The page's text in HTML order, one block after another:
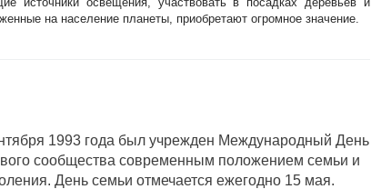
на население планеты, приобретают огромное значение.
1993 года был учрежден Международный День
сообщества современным положением семьи и
День семьи отмечается ежегодно 15 мая.